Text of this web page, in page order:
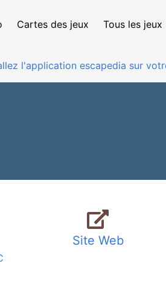
Cartes des jeux Tous les jeux
l'application escapedia sur
Site Web